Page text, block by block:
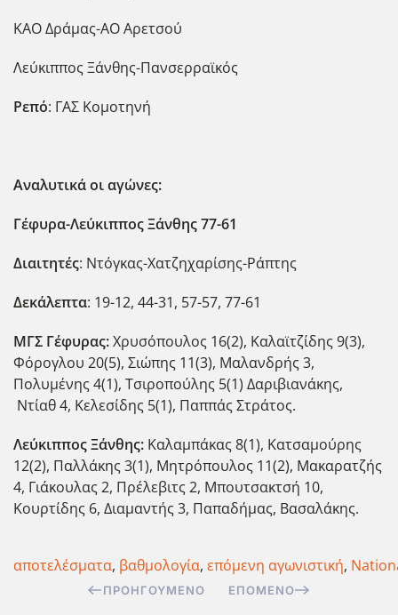
ΚΑΟ Δράμας-ΑΟ Αρετσού
Λεύκιππος Ξάνθης-Πανσερραϊκός
Ρεπό: ΓΑΣ Κομοτηνή
Αναλυτικά οι αγώνες:
Γέφυρα-Λεύκιππος Ξάνθης 77-61
Διαιτητές: Ντόγκας-Χατζηχαρίσης-Ράπτης
Δεκάλεπτα: 19-12, 44-31, 57-57, 77-61
ΜΓΣ Γέφυρας:Χρυσόπουλος 16(2), Καλαϊτζίδης 9(3),
Φόρογλου 20(5), Σιώπης 11(3), Μαλανδρής 3,
Πολυμένης 4(1), Τσιροπούλης 5(1) Δαριβιανάκης,
Ντίαθ 4, Κελεσίδης 5(1), Παππάς Στράτος.
Λεύκιππος Ξάνθης: Καλαμπάκας 8(1), Κατσαμούρης
12(2), Παλλάκης 3(1), Μητρόπουλος 11(2), Μακαρατζής
4, Γιάκουλας 2, Πρέλεβιτς 2, Μπουτσακτσή 10,
Κουρτίδης 6, Διαμαντής 3, Παπαδήμας, Βασαλάκης.
αποτελέσματα, βαθμολογία, επόμενη αγωνιστική,
ΠΡΟΗΓΟΎΜΕΝΟ ΕΠΌΜΕΝΟ